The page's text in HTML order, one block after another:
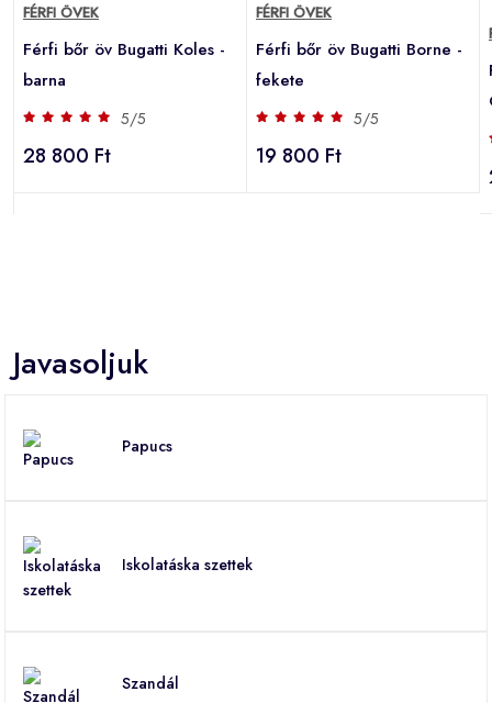
FÉRFI ÖVEK
Férfi bőr öv Bugatti Koles -
barna
5/5
28 800 Ft
FÉRFI ÖVEK
Férfi bőr öv Bugatti Borne -
fekete
5/5
19 800 Ft
Javasoljuk
Papucs
Iskolatáska szettek
Szandál